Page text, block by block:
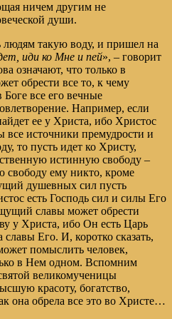
ничем другим не
души.
людям такую воду, и пришел на
иди ко Мне и пей», – говорит
означают, что только в
обрести все то, к чему
Боге все его вечные
Например, если
ее у Христа, ибо Христос
источники премудрости и
то пусть идет ко Христу,
истинную свободу –
свободу ему никто, кроме
душевных сил пусть
есть Господь сил и силы Его
славы может обрести
у Христа, ибо Он есть Царь
Его. И, коротко сказать,
помыслить человек,
в Нем одном. Вспомним
великомученицы
красоту, богатство,
она обрела все это во Христе…